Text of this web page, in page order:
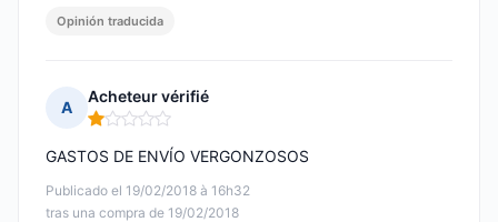
Opinión traducida
A
Acheteur vérifié
Nota: 1 de 5
Publicado el 19/02/2018 à 16h32
tras una compra de 19/02/2018
GASTOS DE ENVÍO VERGONZOSOS